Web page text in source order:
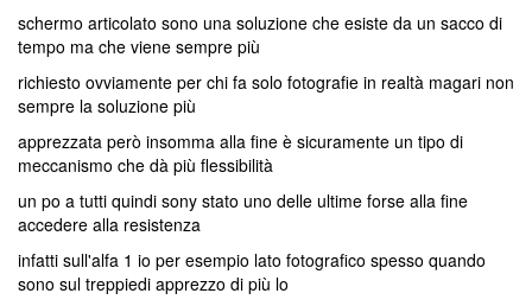
schermo articolato sono una soluzione che esiste da un sacco di
tempo ma che viene sempre più
richiesto ovviamente per chi fa solo fotografie in realtà magari non
sempre la soluzione più
apprezzata però insomma alla fine è sicuramente un tipo di
meccanismo che dà più flessibilità
un po a tutti quindi sony stato uno delle ultime forse alla fine
accedere alla resistenza
infatti sull'alfa 1 io per esempio lato fotografico spesso quando
sono sul treppiedi apprezzo di più lo